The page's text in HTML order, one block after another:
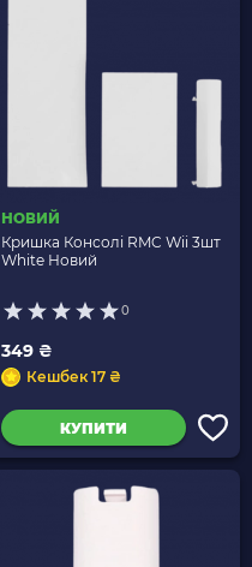
НОВИЙ
Кришка Консолі RMC Wii 3шт
White Новий
0
349 ₴
Кешбек 17 ₴
КУПИТИ